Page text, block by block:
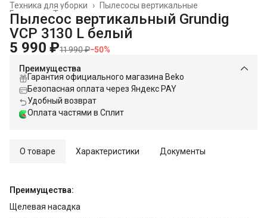
Пылесосы вертикальные
Техника для уборки
›
Техника для дома
Главная
Пылесос вертикальный Grundig
VCP 3130 L белый
5 990 ₽11 990 ₽−50%
Преимущества
Гарантия официального магазина Beko
Безопасная оплата через Яндекс PAY
Удобный возврат
Оплата частями в Сплит
О товаре Характеристики Документы
Преимущества:
Щелевая насадка